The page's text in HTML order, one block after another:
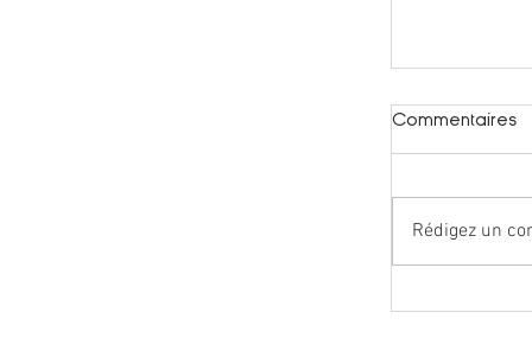
Grand jeu
Commentaires
Rédigez un